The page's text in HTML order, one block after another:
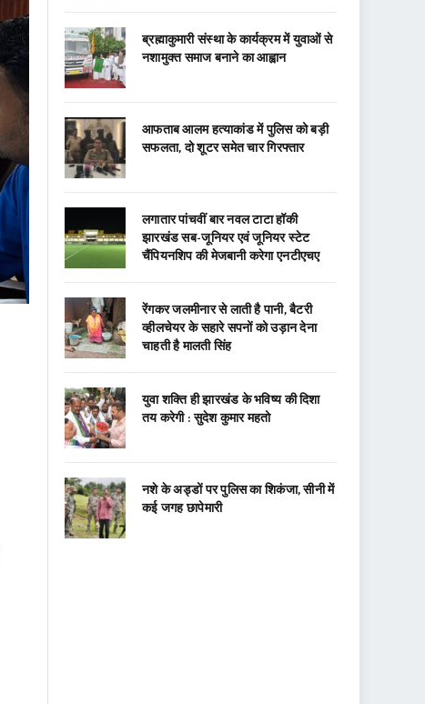
ब्रह्माकुमारी संस्था के कार्यक्रम में युवाओं से
नशामुक्त समाज बनाने का आह्वान
आफताब आलम हत्याकांड में पुलिस को बड़ी
सफलता, दो शूटर समेत चार गिरफ्तार
लगातार पांचवीं बार नवल टाटा हॉकी
झारखंड सब-जूनियर एवं जूनियर स्टेट
चैंपियनशिप की मेजबानी करेगा एनटीएचए
रेंगकर जलमीनार से लाती है पानी, बैटरी
व्हीलचेयर के सहारे सपनों को उड़ान देना
चाहती है मालती सिंह
युवा शक्ति ही झारखंड के भविष्य की दिशा
तय करेगी : सुदेश कुमार महतो
नशे के अड्डों पर पुलिस का शिकंजा, सीनी में
कई जगह छापेमारी